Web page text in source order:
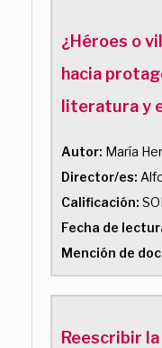
¿Héroes o
hacia
literatura y
Autor: María
Director/es:
Calificación:
Fecha de
Mención de
Reescribir